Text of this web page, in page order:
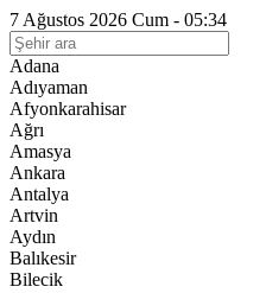
7 Ağustos 2026 Cum - 05:34
Adana
Adıyaman
Afyonkarahisar
Ağrı
Amasya
Ankara
Antalya
Artvin
Aydın
Balıkesir
Bilecik